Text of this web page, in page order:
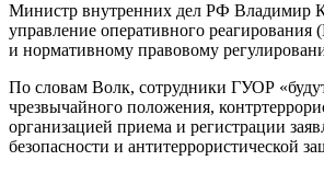
Министр внутренних дел РФ Владимир
управление оперативного
и нормативному правовому
По словам Волк, сотрудники ГУОР
чрезвычайного положения,
организацией приема и регистрации
безопасности и антитеррористической